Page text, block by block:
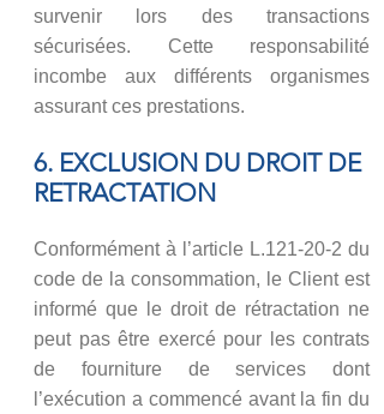
survenir lors des transactions
sécurisées. Cette responsabilité
incombe aux différents organismes
assurant ces prestations.
6. EXCLUSION DU DROIT DE
RETRACTATION
Conformément à l’article L.121-20-2 du
code de la consommation, le Client est
informé que le droit de rétractation ne
peut pas être exercé pour les contrats
de fourniture de services dont
l’exécution a commencé avant la fin du